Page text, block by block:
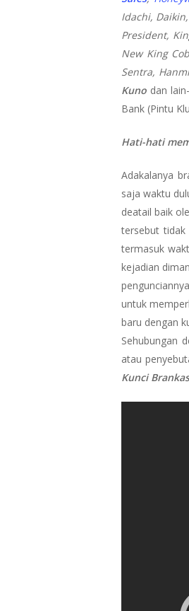
Idachi,
President,
New King
Sentra,
Kuno dan
Bank (Pintu
Hati-hati
Adakalanya
saja waktu
deatail baik
tersebut tidak
termasuk
kejadian
untuk
baru dengan
Sehubungan
atau
Kunci